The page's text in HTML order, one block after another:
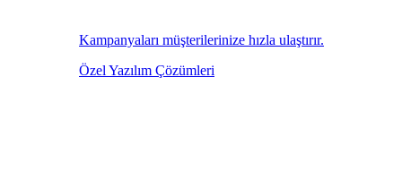
Kampanyaları müşterilerinize hızla ulaştırır.
Özel Yazılım Çözümleri